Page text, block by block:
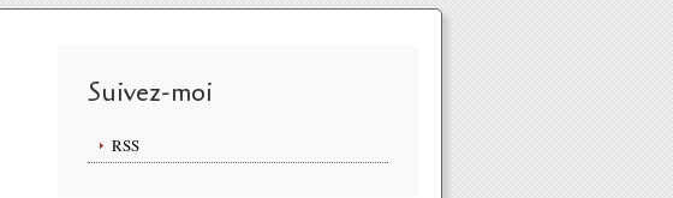
Suivez-moi
RSS